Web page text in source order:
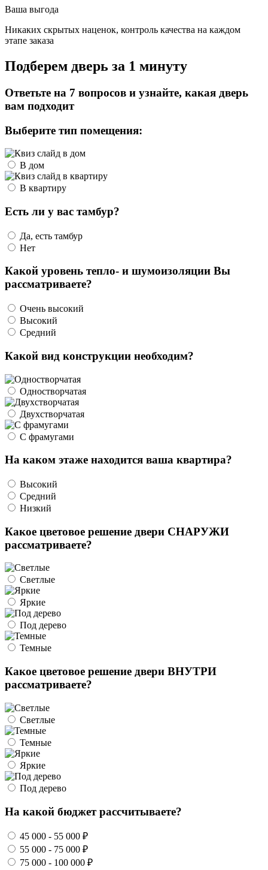
Ваша выгода
Никаких скрытых наценок, контроль качества на каждом
этапе заказа
Подберем дверь за 1 минуту
Ответьте на 7 вопросов и узнайте, какая дверь
вам подходит
Выберите тип помещения:
В дом
В квартиру
Есть ли у вас тамбур?
Да, есть тамбур
Нет
Какой уровень тепло- и шумоизоляции Вы
рассматриваете?
Очень высокий
Высокий
Средний
Какой вид конструкции необходим?
Одностворчатая
Двухстворчатая
С фрамугами
На каком этаже находится ваша квартира?
Высокий
Средний
Низкий
Какое цветовое решение двери СНАРУЖИ
рассматриваете?
Светлые
Яркие
Под дерево
Темные
Какое цветовое решение двери ВНУТРИ
рассматриваете?
Светлые
Темные
Яркие
Под дерево
На какой бюджет рассчитываете?
45 000 - 55 000 ₽
55 000 - 75 000 ₽
75 000 - 100 000 ₽